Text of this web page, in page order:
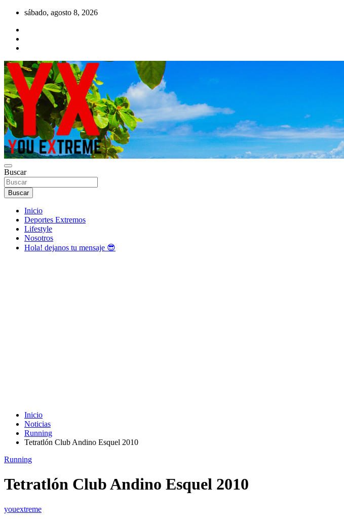
Saltar
contenido
sábado, agosto 8, 2026
YOU EXTREME
YX Deportes Extremos Lifestyle
Buscar
Buscar
Inicio
Deportes Extremos
Lifestyle
Nosotros
Hola! dejanos tu mensaje 😎
Inicio
Noticias
Running
Tetratlón Club Andino Esquel 2010
Running
Tetratlón Club Andino Esquel 2010
youextreme